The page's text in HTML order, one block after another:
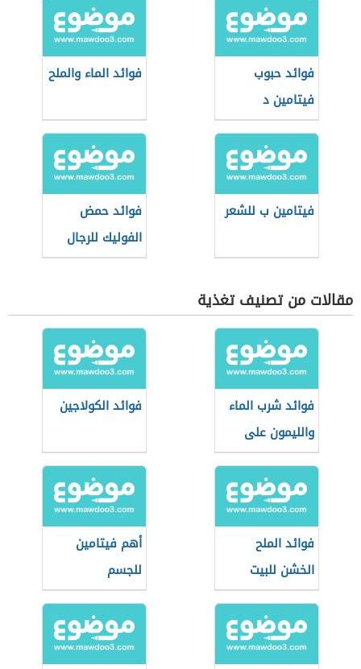
فوائد حبوب
فيتامين د
فوائد الماء والملح
فيتامين ب للشعر
فوائد حمض
الفوليك للرجال
مقالات من تصنيف تغذية
فوائد شرب الماء
والليمون على
الريق
فوائد الكولاجين
فوائد الملح
الخشن للبيت
أهم فيتامين
للجسم